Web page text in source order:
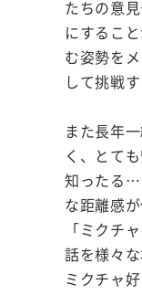
たちの意
にするこ
む姿勢を
して挑戦
また長年
く、とて
知ったる…
な距離感
「ミクチ
話を様々
ミクチャ